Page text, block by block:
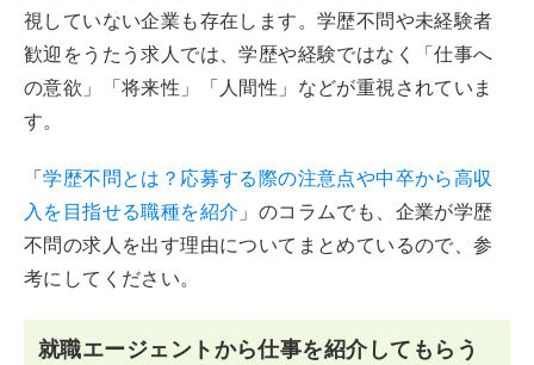
視していない企業も存在します。学歴不問や未経験者
歓迎をうたう求人では、学歴や経験ではなく「仕事へ
の意欲」「将来性」「人間性」などが重視されていま
す。
「学歴不問とは？応募する際の注意点や中卒から高収
入を目指せる職種を紹介 」のコラムでも、企業が学歴
不問の求人を出す理由についてまとめているので、参
考にしてください。
就職エージェントから仕事を紹介してもらう